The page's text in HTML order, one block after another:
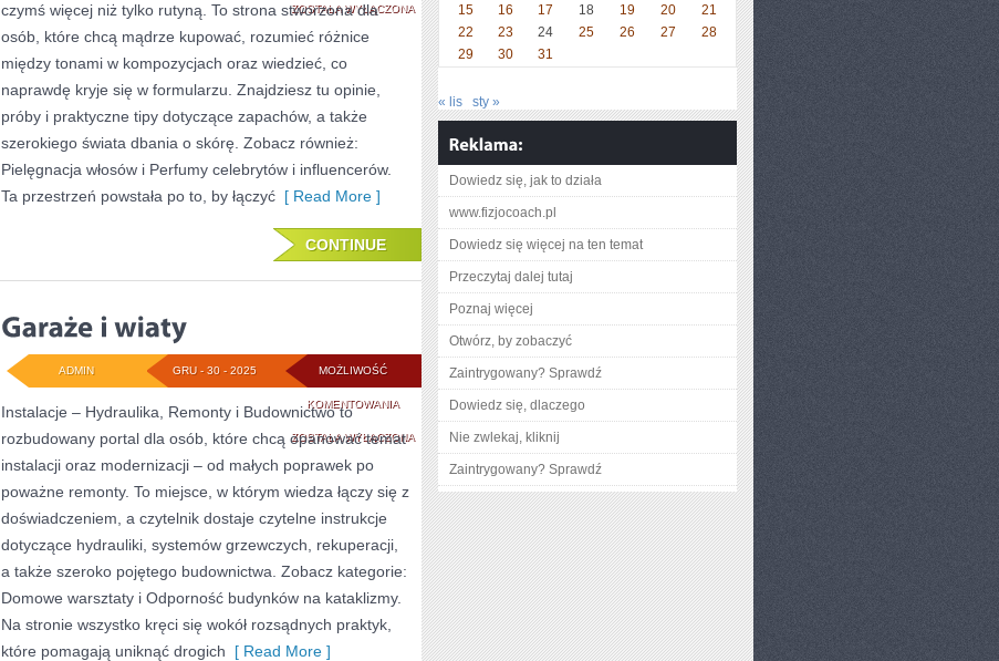
DO
SPORTU
AKTYWNEGO
TRYBU
ŻYCIA
ZOSTAŁA WYŁĄCZONA
czymś więcej niż tylko rutyną. To strona stworzona dla
osób, które chcą mądrze kupować, rozumieć różnice
między tonami w kompozycjach oraz wiedzieć, co
naprawdę kryje się w formularzu. Znajdziesz tu opinie,
próby i praktyczne tipy dotyczące zapachów, a także
szerokiego świata dbania o skórę. Zobacz również:
Pielęgnacja włosów i Perfumy celebrytów i influencerów.
Ta przestrzeń powstała po to, by łączyć [ Read More ]
CONTINUE
MOŻLIWOŚĆ
KOMENTOWANIAGARAŻE
I
WIATY
ZOSTAŁA WYŁĄCZONA
GRU - 30 - 2025
ADMIN
Instalacje – Hydraulika, Remonty i Budownictwo to
rozbudowany portal dla osób, które chcą opanować temat
instalacji oraz modernizacji – od małych poprawek po
poważne remonty. To miejsce, w którym wiedza łączy się z
doświadczeniem, a czytelnik dostaje czytelne instrukcje
dotyczące hydrauliki, systemów grzewczych, rekuperacji,
a także szeroko pojętego budownictwa. Zobacz kategorie:
Domowe warsztaty i Odporność budynków na kataklizmy.
Na stronie wszystko kręci się wokół rozsądnych praktyk,
które pomagają uniknąć drogich [ Read More ]
15
16 17 18 19 20
21
22
23 24 25 26 27
28
29
30 31
« lis sty »
Dowiedz się, jak to działa
www.fizjocoach.pl
Dowiedz się więcej na ten temat
Przeczytaj dalej tutaj
Poznaj więcej
Otwórz, by zobaczyć
Zaintrygowany? Sprawdź
Dowiedz się, dlaczego
Nie zwlekaj, kliknij
Zaintrygowany? Sprawdź